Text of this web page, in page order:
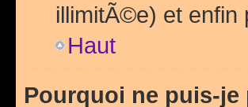
illimitÃ©e) et enfin
Haut
Pourquoi ne puis-